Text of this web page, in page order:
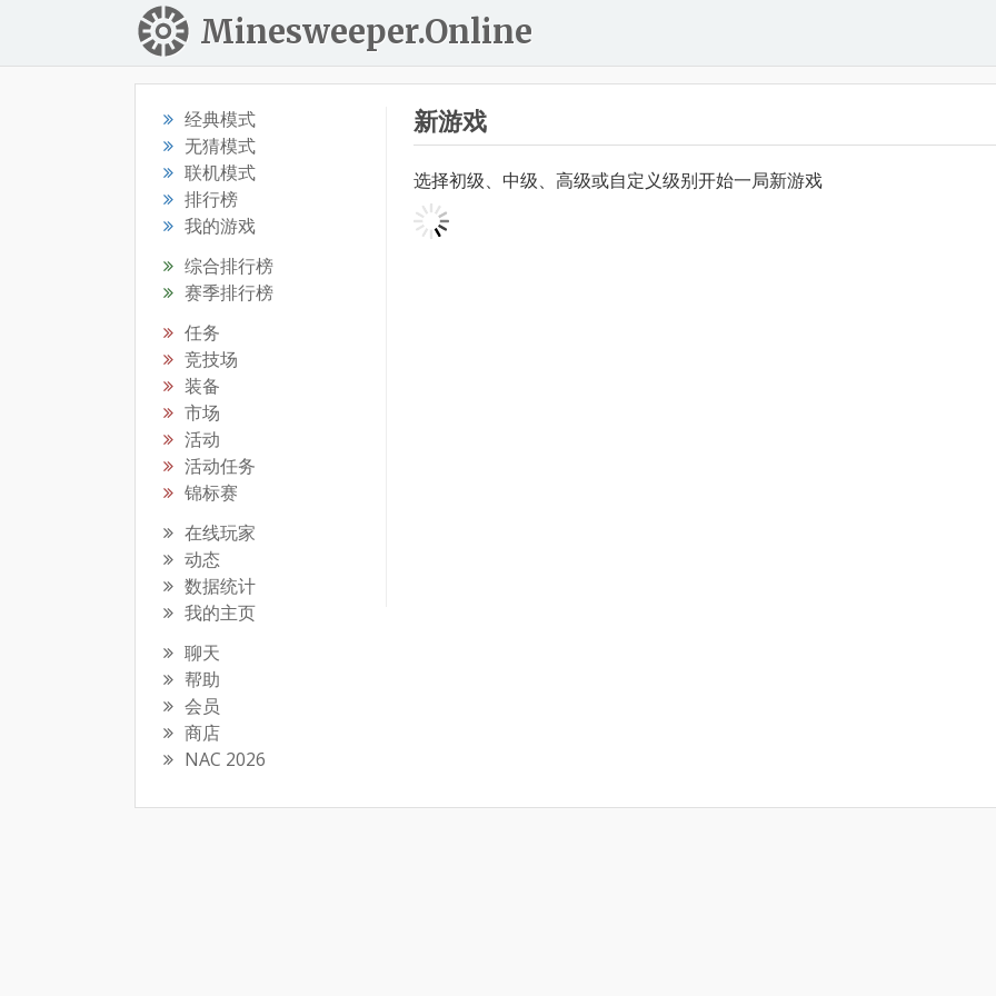
Minesweeper.Online
经典模式
无猜模式
联机模式
排行榜
我的游戏
综合排行榜
赛季排行榜
任务
竞技场
装备
市场
活动
活动任务
锦标赛
在线玩家
动态
数据统计
我的主页
聊天
帮助
会员
商店
NAC 2026
新游戏
选择初级、中级、高级或自定义级别开始一局新游戏